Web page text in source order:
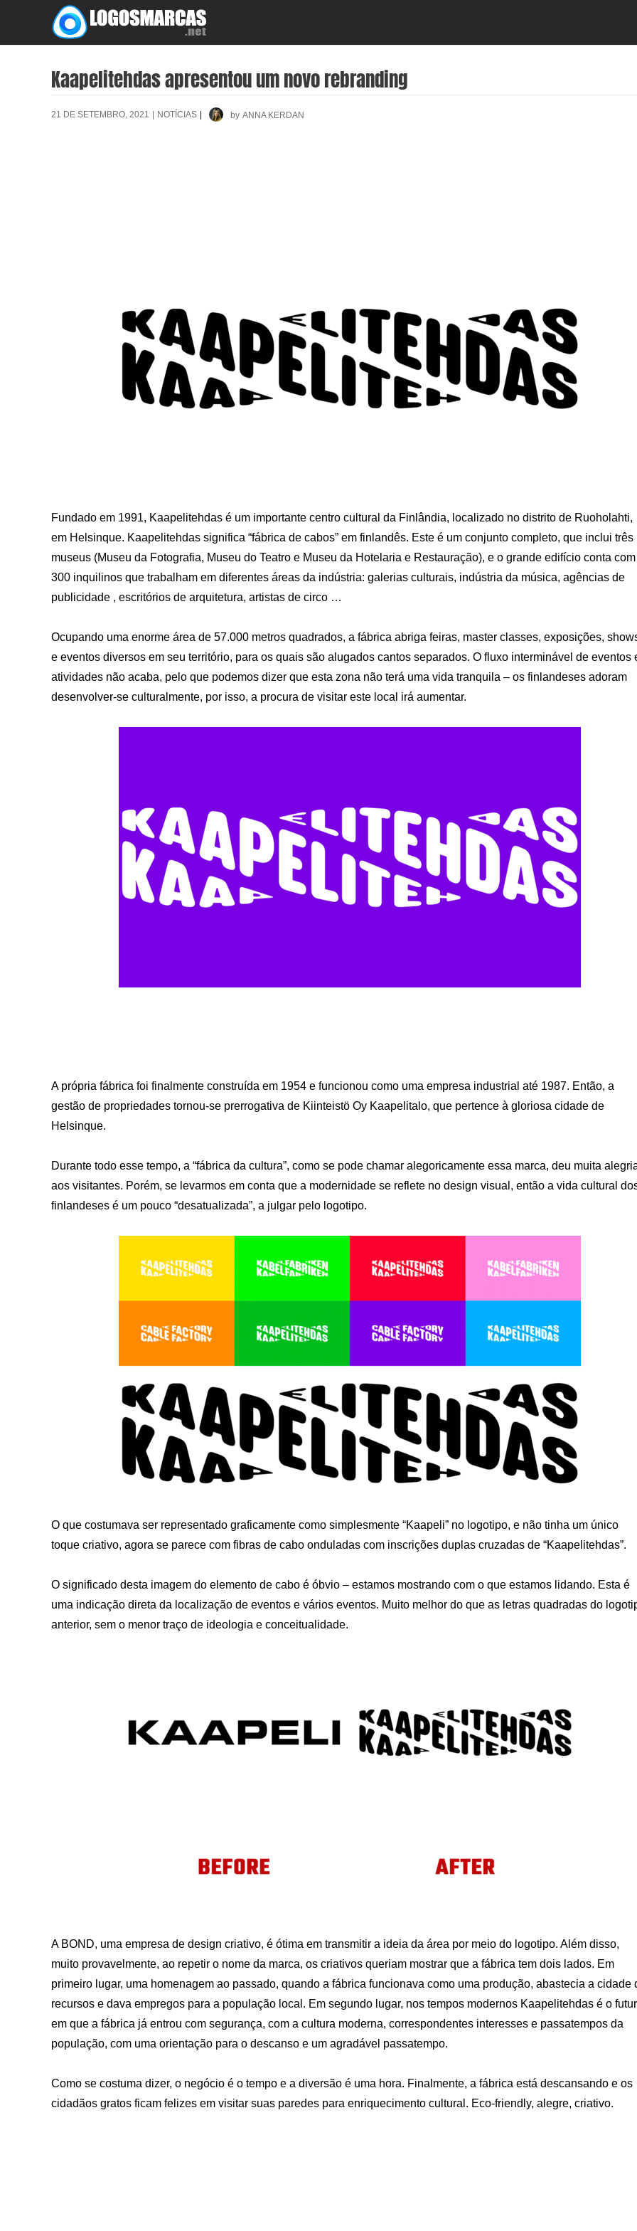
content
Kaapelitehdas apresentou um novo rebranding
21 DE SETEMBRO, 2021 | NOTÍCIAS | by ANNA KERDAN
Fundado em 1991, Kaapelitehdas é um importante centro cultural da Finlândia, localizado no distrito de Ruoholahti,
em Helsinque. Kaapelitehdas significa “fábrica de cabos” em finlandês. Este é um conjunto completo, que inclui três
museus (Museu da Fotografia, Museu do Teatro e Museu da Hotelaria e Restauração), e o grande edifício conta com
300 inquilinos que trabalham em diferentes áreas da indústria: galerias culturais, indústria da música, agências de
publicidade , escritórios de arquitetura, artistas de circo …
Ocupando uma enorme área de 57.000 metros quadrados, a fábrica abriga feiras, master classes, exposições,
e eventos diversos em seu território, para os quais são alugados cantos separados. O fluxo interminável de eventos
atividades não acaba, pelo que podemos dizer que esta zona não terá uma vida tranquila – os finlandeses adoram
desenvolver-se culturalmente, por isso, a procura de visitar este local irá aumentar.
A própria fábrica foi finalmente construída em 1954 e funcionou como uma empresa industrial até 1987. Então, a
gestão de propriedades tornou-se prerrogativa de Kiinteistö Oy Kaapelitalo, que pertence à gloriosa cidade de
Helsinque.
Durante todo esse tempo, a “fábrica da cultura”, como se pode chamar alegoricamente essa marca, deu muita
aos visitantes. Porém, se levarmos em conta que a modernidade se reflete no design visual, então a vida cultural
finlandeses é um pouco “desatualizada”, a julgar pelo logotipo.
O que costumava ser representado graficamente como simplesmente “Kaapeli” no logotipo, e não tinha um único
toque criativo, agora se parece com fibras de cabo onduladas com inscrições duplas cruzadas de “Kaapelitehdas”.
O significado desta imagem do elemento de cabo é óbvio – estamos mostrando com o que estamos lidando. Esta é
uma indicação direta da localização de eventos e vários eventos. Muito melhor do que as letras quadradas do
anterior, sem o menor traço de ideologia e conceitualidade.
A BOND, uma empresa de design criativo, é ótima em transmitir a ideia da área por meio do logotipo. Além disso,
muito provavelmente, ao repetir o nome da marca, os criativos queriam mostrar que a fábrica tem dois lados. Em
primeiro lugar, uma homenagem ao passado, quando a fábrica funcionava como uma produção, abastecia a cidade
recursos e dava empregos para a população local. Em segundo lugar, nos tempos modernos Kaapelitehdas é o
em que a fábrica já entrou com segurança, com a cultura moderna, correspondentes interesses e passatempos da
população, com uma orientação para o descanso e um agradável passatempo.
Como se costuma dizer, o negócio é o tempo e a diversão é uma hora. Finalmente, a fábrica está descansando e os
cidadãos gratos ficam felizes em visitar suas paredes para enriquecimento cultural. Eco-friendly, alegre, criativo.